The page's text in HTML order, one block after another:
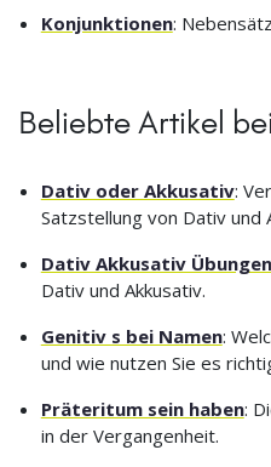
Konjunktionen:
Beliebte Artikel
Dativ oder Akkusativ:
Satzstellung von Dativ und
Dativ Akkusativ Übungen
Dativ und Akkusativ.
Genitiv s bei Namen:
und wie nutzen Sie es
Präteritum sein haben:
in der Vergangenheit.